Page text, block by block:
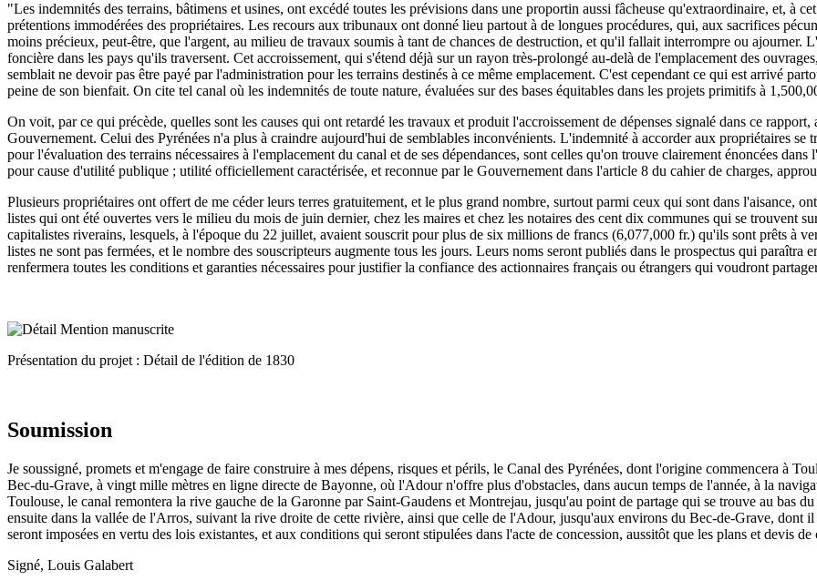
"Les indemnités des terrains, bâtimens et usines, ont excédé toutes les prévisions dans une proportin aussi fâcheuse qu'extraordinaire, et, à
prétentions immodérées des propriétaires. Les recours aux tribunaux ont donné lieu partout à de longues procédures, qui, aux sacrifices
moins précieux, peut-être, que l'argent, au milieu de travaux soumis à tant de chances de destruction, et qu'il fallait interrompre ou ajourner.
foncière dans les pays qu'ils traversent. Cet accroissement, qui s'étend déjà sur un rayon très-prolongé au-delà de l'emplacement des
semblait ne devoir pas être payé par l'administration pour les terrains destinés à ce même emplacement. C'est cependant ce qui est arrivé
peine de son bienfait. On cite tel canal où les indemnités de toute nature, évaluées sur des bases équitables dans les projets primitifs à
On voit, par ce qui précède, quelles sont les causes qui ont retardé les travaux et produit l'accroissement de dépenses signalé dans ce
Gouvernement. Celui des Pyrénées n'a plus à craindre aujourd'hui de semblables inconvénients. L'indemnité à accorder aux propriétaires se
pour l'évaluation des terrains nécessaires à l'emplacement du canal et de ses dépendances, sont celles qu'on trouve clairement énoncées
pour cause d'utilité publique ; utilité officiellement caractérisée, et reconnue par le Gouvernement dans l'article 8 du cahier de charges,
Plusieurs propriétaires ont offert de me céder leurs terres gratuitement, et le plus grand nombre, surtout parmi ceux qui sont dans l'aisance,
listes qui ont été ouvertes vers le milieu du mois de juin dernier, chez les maires et chez les notaires des cent dix communes qui se trouvent
capitalistes riverains, lesquels, à l'époque du 22 juillet, avaient souscrit pour plus de six millions de francs (6,077,000 fr.) qu'ils sont prêts à
listes ne sont pas fermées, et le nombre des souscripteurs augmente tous les jours. Leurs noms seront publiés dans le prospectus qui
renfermera toutes les conditions et garanties nécessaires pour justifier la confiance des actionnaires français ou étrangers qui voudront
Présentation du projet : Détail de l'édition de 1830
Soumission
Je soussigné, promets et m'engage de faire construire à mes dépens, risques et périls, le Canal des Pyrénées, dont l'origine commencera à
Bec-du-Grave, à vingt mille mètres en ligne directe de Bayonne, où l'Adour n'offre plus d'obstacles, dans aucun temps de l'année, à la
Toulouse, le canal remontera la rive gauche de la Garonne par Saint-Gaudens et Montrejau, jusqu'au point de partage qui se trouve au bas
ensuite dans la vallée de l'Arros, suivant la rive droite de cette rivière, ainsi que celle de l'Adour, jusqu'aux environs du Bec-de-Grave, dont
seront imposées en vertu des lois existantes, et aux conditions qui seront stipulées dans l'acte de concession, aussitôt que les plans et devis
Signé, Louis Galabert